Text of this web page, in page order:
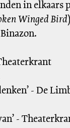
in elkaars
Winged Bird
- De
-